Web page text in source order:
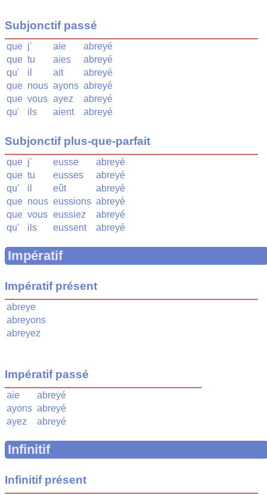
Subjonctif passé
que j' aie
abreyé
que tu aies
abreyé
qu'
il ait
abreyé
que nous ayons abreyé
que vous ayez
abreyé
qu'
ils aient abreyé
Subjonctif plus-que-parfait
que j' eusse
abreyé
que tu eusses
abreyé
qu'
il eût
abreyé
que nous eussions abreyé
que vous eussiez
abreyé
qu'
ils eussent abreyé
Impératif
Impératif présent
abreye
abreyons
abreyez
Impératif passé
aie
abreyé
ayons abreyé
ayez
abreyé
Infinitif
Infinitif présent